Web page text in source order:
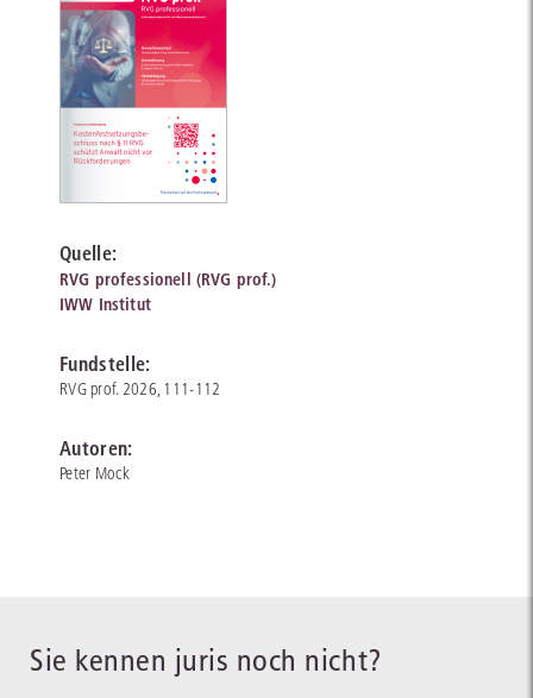
Quelle:
RVG professionell (RVG prof.)
IWW Institut
Fundstelle:
RVG prof. 2026, 111-112
Autoren:
Peter Mock
Sie kennen juris noch nicht?